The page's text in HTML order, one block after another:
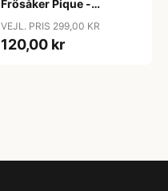
Frösåker Pique -
VEJL. PRIS 299,00 KR
120,00 kr